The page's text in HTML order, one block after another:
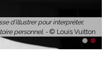
d’illustrer pour interpréter,
personnel. - © Louis Vuitton
1 2